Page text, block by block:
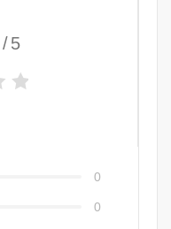
/5
0
0